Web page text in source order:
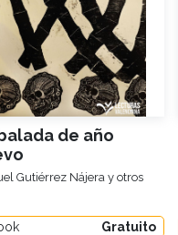
de año
Gutiérrez Nájera y otros
Gratuito